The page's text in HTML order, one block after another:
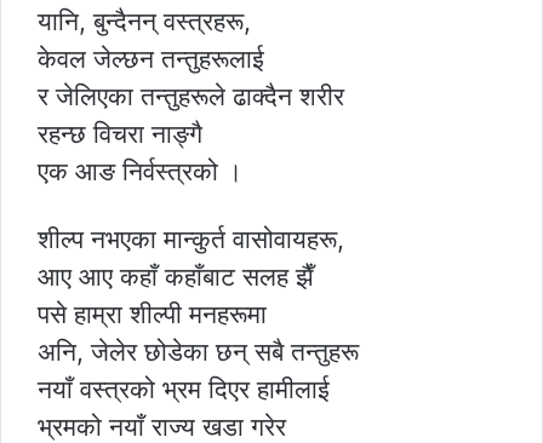
यानि, बुन्दैनन् वस्त्रहरू,
केवल जेल्छन तन्तुहरूलाई
र जेलिएका तन्तुहरूले ढाक्दैन शरीर
रहन्छ विचरा नाङ्गै
एक आङ निर्वस्त्रको ।
शील्प नभएका मान्कुर्त वासोवायहरू,
आए आए कहाँ कहाँबाट सलह झैँ
पसे हाम्रा शील्पी मनहरूमा
अनि, जेलेर छोडेका छन् सबै तन्तुहरू
नयाँ वस्त्रको भ्रम दिएर हामीलाई
भ्रमको नयाँ राज्य खडा गरेर